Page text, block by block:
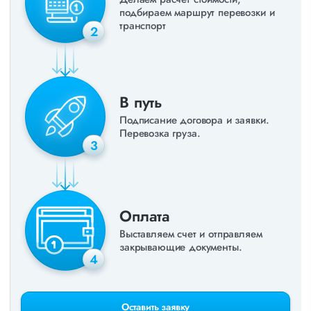
2
подбираем маршрут перевозки и
транспорт
3
В путь
Подписание договора и заявки.
Перевозка груза.
4
Оплата
Выставляем счет и отправляем
закрывающие документы.
Оставить заявку